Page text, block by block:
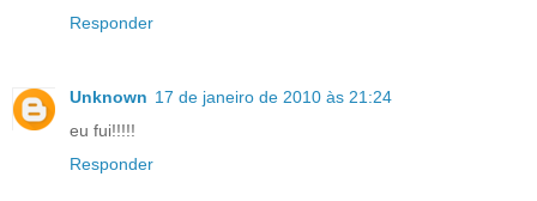
Responder
Unknown 17 de janeiro de 2010 às 21:24
eu fui!!!!!
Responder